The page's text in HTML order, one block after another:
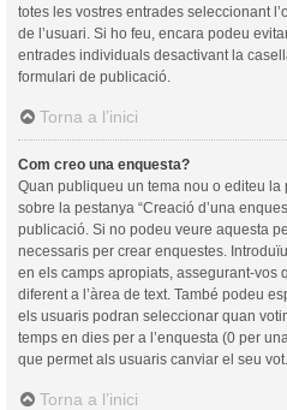
totes les vostres entrades seleccionant
de l’usuari. Si ho feu, encara podeu
entrades individuals desactivant la
formulari de publicació.
Torna a l’inici
Com creo una enquesta?
Quan publiqueu un tema nou o editeu la
sobre la pestanya “Creació d’una
publicació. Si no podeu veure aquesta
necessaris per crear enquestes.
en els camps apropiats, assegurant-vos
diferent a l’àrea de text. També podeu
els usuaris podran seleccionar quan
temps en dies per a l’enquesta (0 per
que permet als usuaris canviar el seu vot.
Torna a l’inici